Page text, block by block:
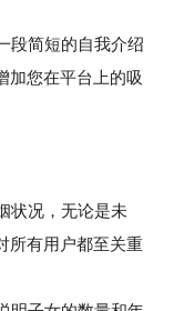
简短的自我介绍
加您在平台上的吸
状况，无论是未
所有用户都至关重